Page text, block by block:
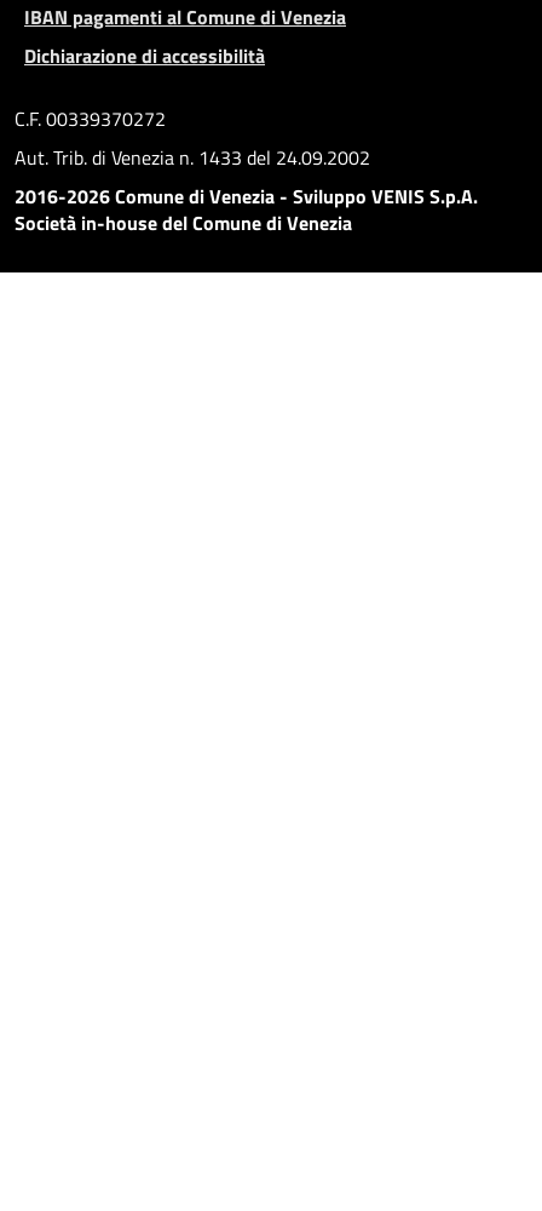
IBAN pagamenti al Comune di Venezia
Dichiarazione di accessibilità
C.F. 00339370272
Aut. Trib. di Venezia n. 1433 del 24.09.2002
2016-2026 Comune di Venezia - Sviluppo VENIS S.p.A.
Società in-house del Comune di Venezia